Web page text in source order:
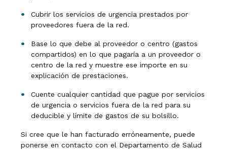
Cubrir los servicios de urgencia prestados por
proveedores fuera de la red.
Base lo que debe al proveedor o centro (gastos
compartidos) en lo que pagaría a un proveedor o
centro de la red y muestre ese importe en su
explicación de prestaciones.
Cuente cualquier cantidad que pague por servicios
de urgencia o servicios fuera de la red para su
deducible y límite de gastos de su bolsillo.
Si cree que le han facturado erróneamente, puede
ponerse en contacto con el Departamento de Salud